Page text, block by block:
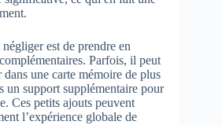
est de prendre en
Parfois, il peut
une carte mémoire de plus
un support supplémentaire pour
Ces petits ajouts peuvent
l’expérience globale de